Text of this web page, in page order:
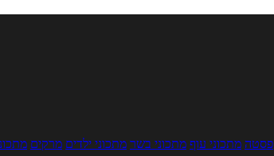
פסטה מתכוני עוף מתכוני בשר מתכוני ילדים מרקים